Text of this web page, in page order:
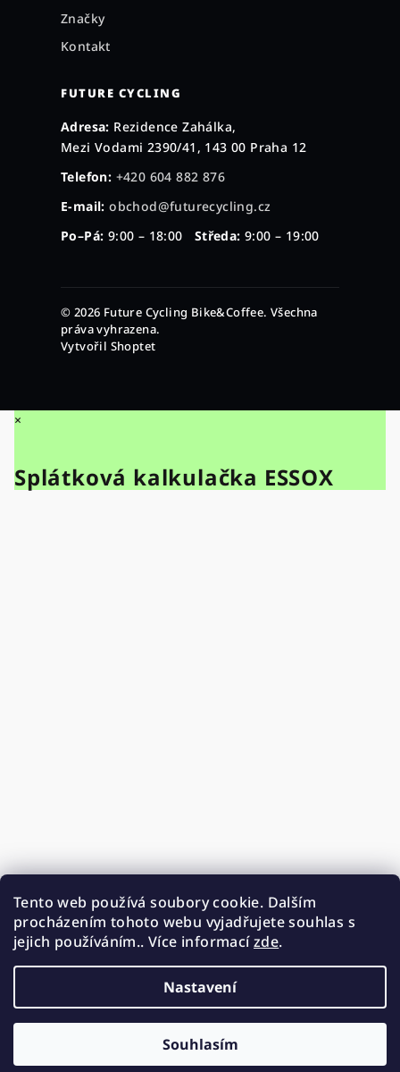
Tento web používá soubory cookie. Dalším
procházením tohoto webu vyjadřujete souhlas s
jejich používáním.. Více informacízde.
Nastavení
Souhlasím
Značky
Kontakt
FUTURE CYCLING
Adresa: Rezidence Zahálka,
Mezi Vodami 2390/41, 143 00 Praha 12
Telefon: +420 604 882 876
E-mail: obchod@futurecycling.cz
Po–Pá: 9:00 – 18:00 Středa: 9:00 – 19:00
© 2026 Future Cycling Bike&Coffee. Všechna
práva vyhrazena.
Vytvořil Shoptet
×
Splátková kalkulačka ESSOX